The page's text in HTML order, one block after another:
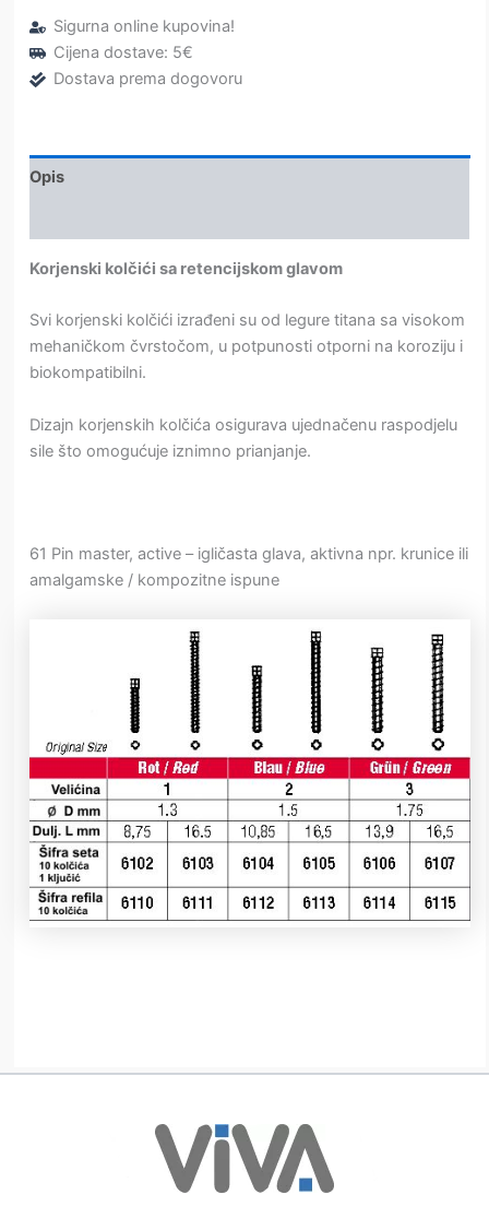
korjenski
kolčići
Edenta
Sigurna online kupovina!
Cijena dostave: 5€
Dostava prema dogovoru
Opis
Korjenski kolčići sa retencijskom glavom
Svi korjenski kolčići izrađeni su od legure titana sa visokom
mehaničkom čvrstočom, u potpunosti otporni na koroziju i
biokompatibilni.
Dizajn korjenskih kolčića osigurava ujednačenu raspodjelu
sile što omogućuje iznimno prianjanje.
61 Pin master, active – igličasta glava, aktivna npr. krunice ili
amalgamske / kompozitne ispune